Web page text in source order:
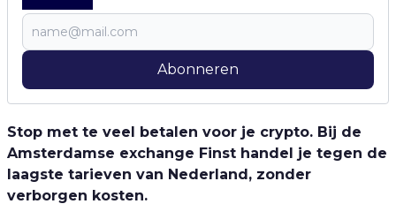
Abonneren
Stop met te veel betalen voor je crypto. Bij de
Amsterdamse exchange Finst handel je tegen de
laagste tarieven van Nederland, zonder
verborgen kosten.